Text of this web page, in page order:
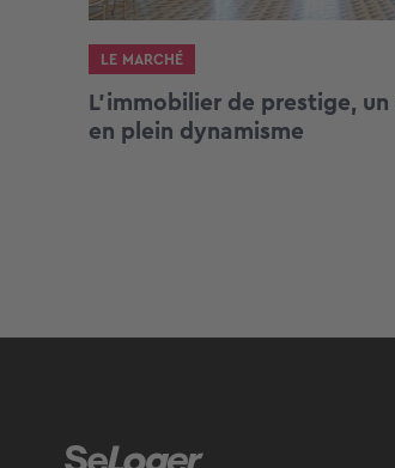
LE MARCHÉ
L’immobilier de prestige,
en plein dynamisme